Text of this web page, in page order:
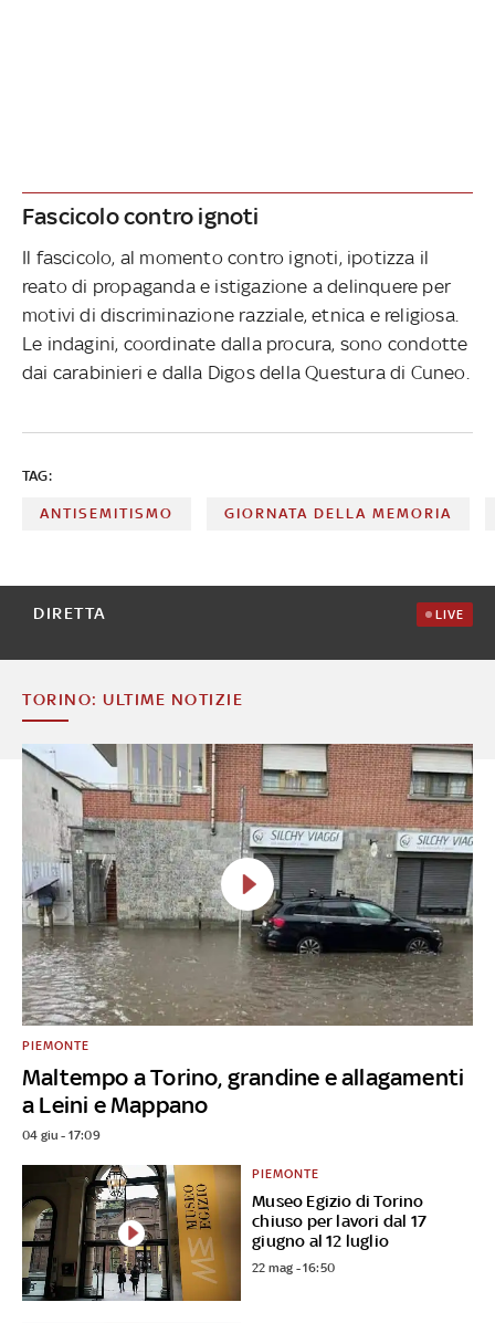
Fascicolo contro ignoti
Il fascicolo, al momento contro ignoti, ipotizza il
reato di propaganda e istigazione a delinquere per
motivi di discriminazione razziale, etnica e religiosa.
Le indagini, coordinate dalla procura, sono condotte
dai carabinieri e dalla Digos della Questura di Cuneo.
TAG:
ANTISEMITISMO GIORNATA DELLA MEMORIA
DIRETTA LIVE
TORINO: ULTIME NOTIZIE
Maltempo a Torino, grandine e allagamenti
a Leini e Mappano
PIEMONTE
04 giu - 17:09
Museo Egizio di Torino
chiuso per lavori dal 17
giugno al 12 luglio
PIEMONTE
22 mag - 16:50